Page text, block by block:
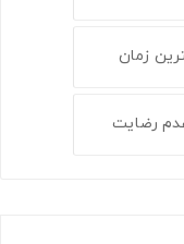
زمان
رضایت